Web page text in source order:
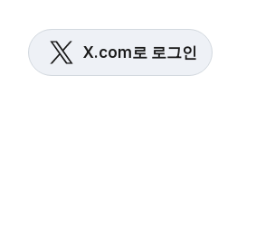
X.com로 로그인